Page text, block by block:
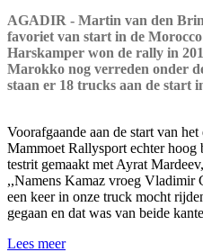
AGADIR - Martin van den
favoriet van start in de
Harskamper won de rally in
Marokko nog verreden onder
staan er 18 trucks aan de start
Voorafgaande aan de start van
Mammoet Rallysport echter hoog
testrit gemaakt met Ayrat
,,Namens Kamaz vroeg
een keer in onze truck mocht
gegaan en dat was van beide
Lees meer